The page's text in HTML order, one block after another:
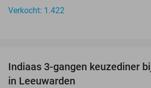
Verkocht: 1.422
Indiaas 3-gangen keuzediner
in Leeuwarden